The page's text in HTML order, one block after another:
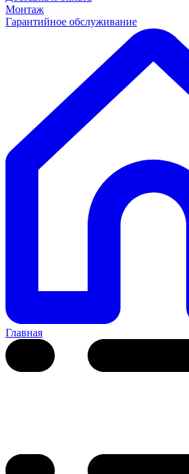
Монтаж
Гарантийное обслуживание
Главная